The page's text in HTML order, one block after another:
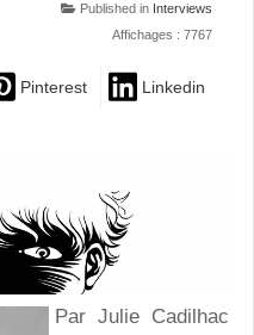
Published in Interviews
Affichages : 7767
Pinterest Linkedin
Par Julie Cadilhac